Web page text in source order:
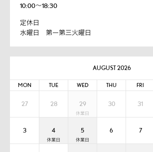
10:00～18:30
定休日
水曜日 第一第三火曜日
AUGUST 2026
MON TUE WED THU FRI
27 28 29 30 31
3 4 5 6 7